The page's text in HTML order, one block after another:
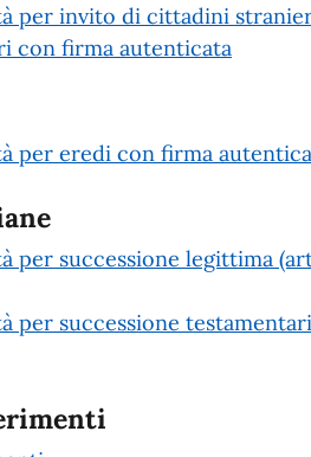
per invito di cittadini
con firma autenticata
per eredi con firma
successione legittima
successione